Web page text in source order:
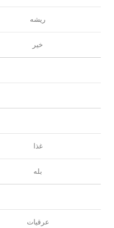
ریشه
خیر
غذا
بله
عرقیات